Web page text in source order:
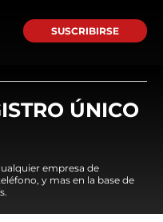
SUSCRIBIRSE
ÚNICO
empresa de
y mas en la base de